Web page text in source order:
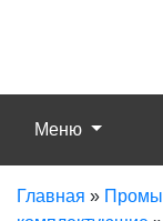
Меню
Главная »